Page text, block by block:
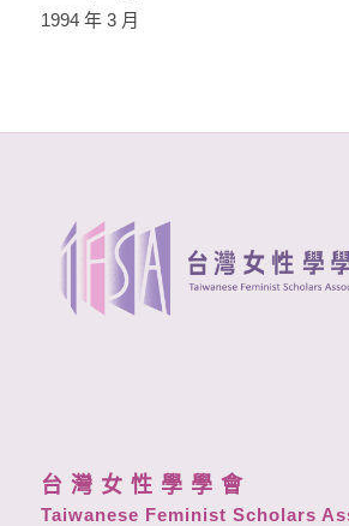
1994 年 3 月
台 灣 女 性 學 學 會
Taiwanese Feminist Scholars